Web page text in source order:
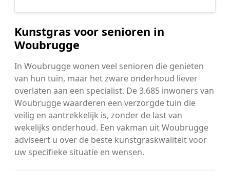
Kunstgras voor senioren in
Woubrugge
In Woubrugge wonen veel senioren die genieten
van hun tuin, maar het zware onderhoud liever
overlaten aan een specialist. De 3.685 inwoners van
Woubrugge waarderen een verzorgde tuin die
veilig en aantrekkelijk is, zonder de last van
wekelijks onderhoud. Een vakman uit Woubrugge
adviseert u over de beste kunstgraskwaliteit voor
uw specifieke situatie en wensen.